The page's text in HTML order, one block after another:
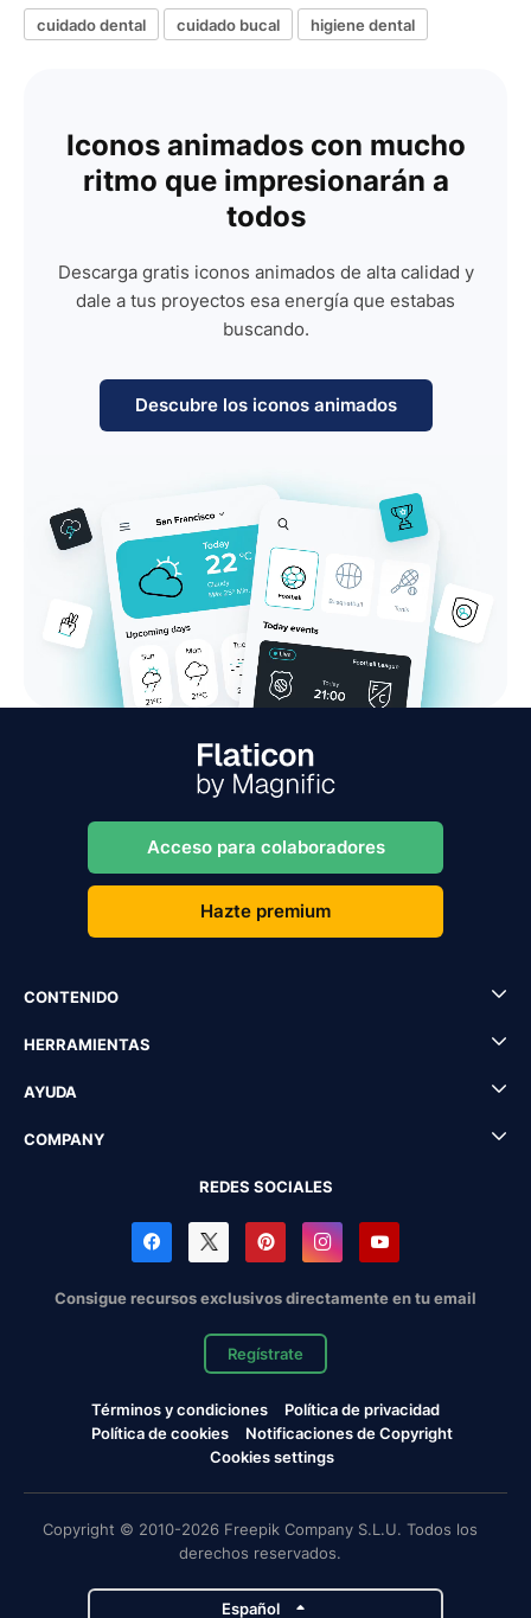
cuidado dental cuidado bucal higiene dental
Iconos animados con mucho
ritmo que impresionarán a
todos
Descarga gratis iconos animados de alta calidad y
dale a tus proyectos esa energía que estabas
buscando.
Descubre los iconos animados
Acceso para colaboradores
Hazte premium
CONTENIDO
HERRAMIENTAS
AYUDA
COMPANY
REDES SOCIALES
Consigue recursos exclusivos directamente en tu email
Regístrate
Términos y condiciones
Política de privacidad
Política de cookies
Notificaciones de Copyright
Cookies settings
Copyright © 2010-2026 Freepik Company S.L.U. Todos los
derechos reservados.
Español